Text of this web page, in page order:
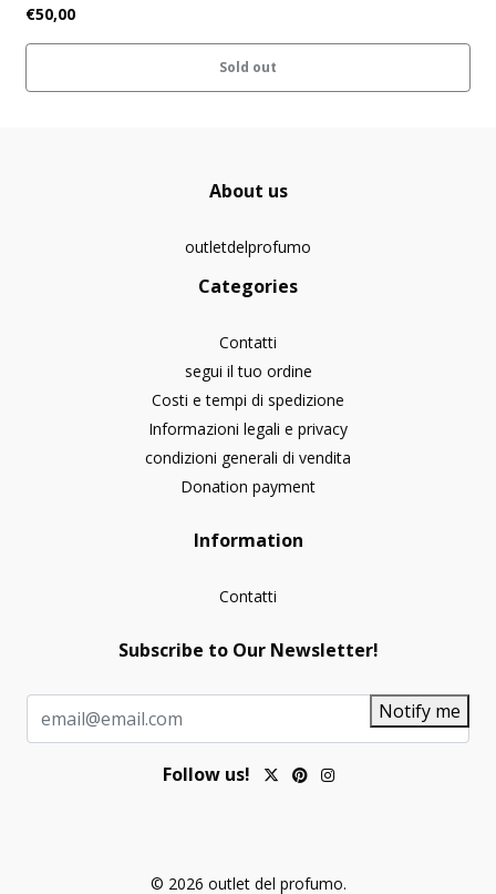
€50,00
Sold out
About us
outletdelprofumo
Categories
Contatti
segui il tuo ordine
Costi e tempi di spedizione
Informazioni legali e privacy
condizioni generali di vendita
Donation payment
Information
Contatti
Subscribe to Our Newsletter!
Notify me
Follow us!
© 2026 outlet del profumo.